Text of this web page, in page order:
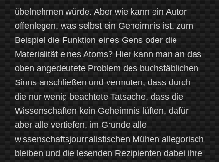
übelnehmen würde. Aber wie kann ein Autor
offenlegen, was selbst ein Geheimnis ist, zum
Beispiel die Funktion eines Gens oder die
Materialität eines Atoms? Hier kann man an das
oben angedeutete Problem des buchstäblichen
Sinns anschließen und vermuten, dass durch
die nur wenig beachtete Tatsache, dass die
Wissenschaften kein Geheimnis lüften, dafür
aber alle vertiefen, im Grunde alle
wissenschaftsjournalistischen Mühen allegorisch
bleiben und die lesenden Rezipienten dabei ihre